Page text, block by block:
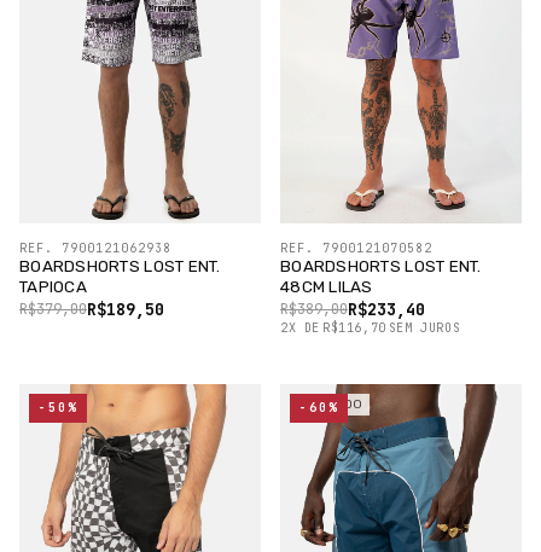
BOARDSHORTS LOST ENT.
TAPIOCA
R$189,50
R$379,00
REF. 7900121062938
BOARDSHORTS LOST ENT.
48CM LILAS
R$233,40
R$389,00
2X DE R$116,70 SEM JUROS
REF. 7900121070582
-50% ESGOTADO
-60%